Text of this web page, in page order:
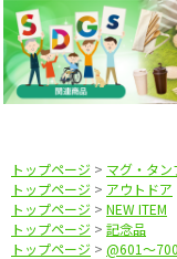
トップページ > マグ・タ
トップページ > アウトドア
トップページ > NEW ITEM
トップページ > 記念品
トップページ > @601〜